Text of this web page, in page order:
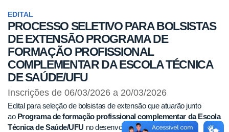
EDITAL
PROCESSO SELETIVO PARA BOLSISTAS
DE EXTENSÃO PROGRAMA DE
FORMAÇÃO PROFISSIONAL
COMPLEMENTAR DA ESCOLA TÉCNICA
DE SAÚDE/UFU
Inscrições de 06/03/2026 a 20/03/2026
Edital para seleção de bolsistas de extensão que atuarão junto
ao Programa de formação profissional complementar da Escola
Técnica de Saúde/UFU no desenvolvimento de atividades